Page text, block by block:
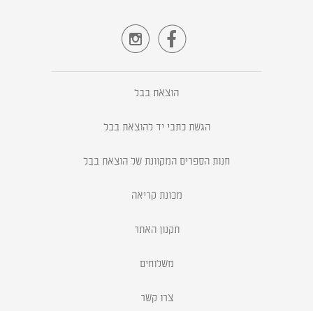


הוצאת בבל
הגשת כתבי יד להוצאת בבל
חנות הספרים המקוונת של הוצאת בבל
מכונת קריאה
תקנון האתר
משלוחים
צרו קשר